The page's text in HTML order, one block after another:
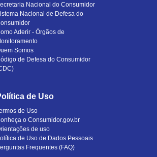
Nacional do Consumidor
Nacional de Defesa do
Aderir - Órgãos de
Somos
de Defesa do Consumidor
de Uso
de Uso
o Consumidor.gov.br
de uso
de Uso de Dados Pessoais
Frequentes (FAQ)